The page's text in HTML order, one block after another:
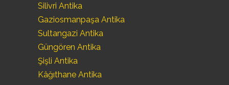
Silivri Antika
Gaziosmanpaşa Antika
Sultangazi Antika
Güngören Antika
Şişli Antika
Kâğıthane Antika